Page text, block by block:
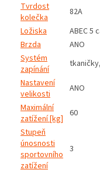
Tvrdost
kolečka
82A
Ložiska
ABEC 5
Brzda
ANO
Systém
zapínání
Nastavení
velikosti
ANO
Maximální
zatížení [kg] 60
Stupeň
únosnosti
sportovního
zatížení
3